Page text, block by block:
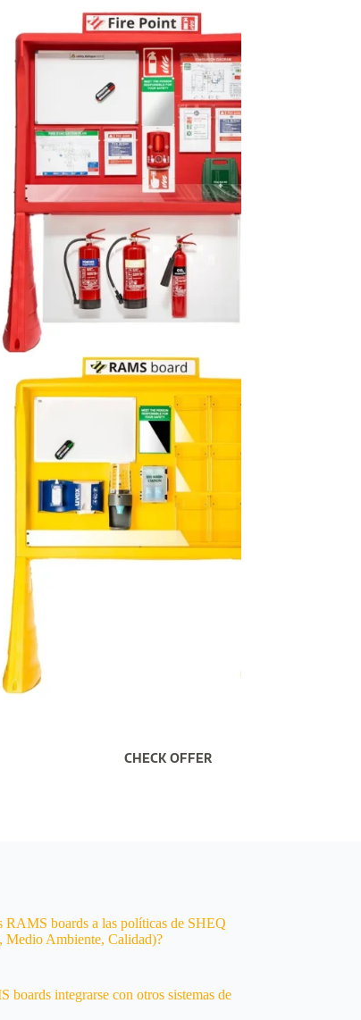
CHECK OFFER
RAMS boards a las políticas de SHEQ
Medio Ambiente, Calidad)?
boards integrarse con otros sistemas de